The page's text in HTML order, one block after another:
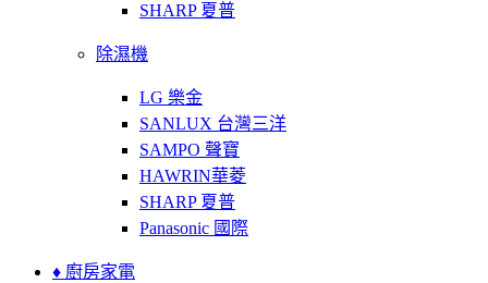
SHARP 夏普
除濕機
LG 樂金
SANLUX 台灣三洋
SAMPO 聲寶
HAWRIN華菱
SHARP 夏普
Panasonic 國際
♦ 廚房家電